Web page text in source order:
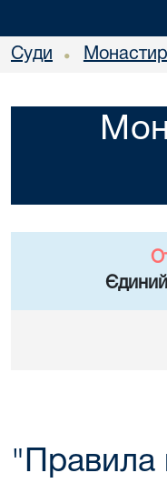
Суди •
"Правила